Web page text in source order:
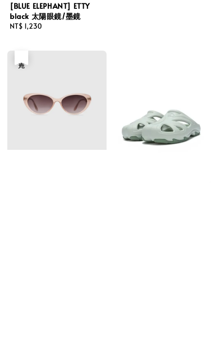
[BLUE ELEPHANT] ETTY
black 太陽眼鏡/墨鏡
Regular
NT$ 1,230